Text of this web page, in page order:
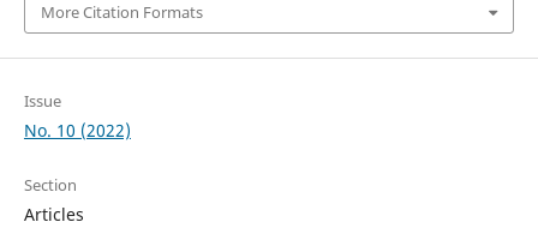
More Citation Formats
Issue
No. 10 (2022)
Section
Articles